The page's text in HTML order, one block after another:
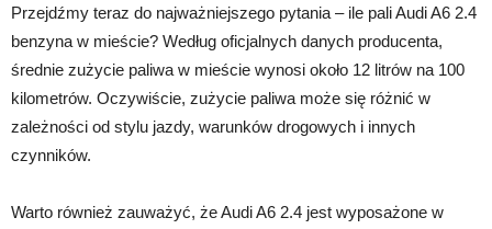
Przejdźmy teraz do najważniejszego pytania – ile pali Audi A6 2.4
benzyna w mieście? Według oficjalnych danych producenta,
średnie zużycie paliwa w mieście wynosi około 12 litrów na 100
kilometrów. Oczywiście, zużycie paliwa może się różnić w
zależności od stylu jazdy, warunków drogowych i innych
czynników.
Warto również zauważyć, że Audi A6 2.4 jest wyposażone w